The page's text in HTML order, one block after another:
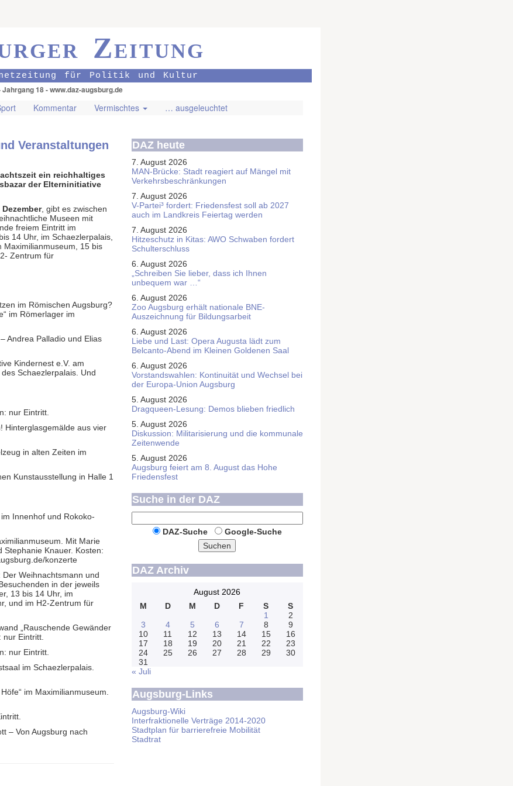
Zeitung
für Politik und Kultur
Jahrgang 18 - www.daz-augsburg.de
Kommentar Vermischtes … ausgeleuchtet
Veranstaltungen
ein reichhaltiges
der Elterninitiative
, gibt es zwischen
Museen mit
freiem Eintritt im
14 Uhr, im Schaezlerpalais,
Maximilianmuseum, 15 bis
Zentrum für
im Römischen Augsburg?
im Römerlager im
Andrea Palladio und Elias
Kindernest e.V. am
Schaezlerpalais. Und
nur Eintritt.
Hinterglasgemälde aus vier
in alten Zeiten im
Kunstausstellung in Halle 1
Innenhof und Rokoko-
Mit Marie
Stephanie Knauer. Kosten:
konzerte
Weihnachtsmann und
in der jeweils
13 bis 14 Uhr, im
und im H2-Zentrum für
„Rauschende Gewänder
Eintritt.
nur Eintritt.
im Schaezlerpalais.
im Maximilianmuseum.
– Von Augsburg nach
DAZ heute
7. August 2026
MAN-Brücke: Stadt reagiert auf Mängel mit
Verkehrsbeschränkungen
7. August 2026
V-Partei­³ fordert: Friedens­fest soll ab 2027
auch im Land­kreis Feier­tag werden
7. August 2026
Hitzeschutz in Kitas: AWO Schwaben fordert
Schulterschluss
6. August 2026
„Schreiben Sie lieber, dass ich Ihnen
unbequem war …“
6. August 2026
Zoo Augsburg erhält nationale BNE-
Auszeichnung für Bildungsarbeit
6. August 2026
Liebe und Last: Opera Augusta lädt zum
Belcanto-Abend im Kleinen Goldenen Saal
6. August 2026
Vorstandswahlen: Kontinuität und Wechsel bei
der Europa-Union Augsburg
5. August 2026
Dragqueen-Lesung: Demos blieben friedlich
5. August 2026
Diskussion: Mi­li­ta­ri­sie­rung und die kommunale
Zeitenwende
5. August 2026
Augsburg feiert am 8. August das Hohe
Friedensfest
Suche in der DAZ
DAZ-Suche
Google-Suche
Suchen
DAZ Archiv
August 2026
M
D M D F S
S
1
2
3
4 5 6 7 8
9
10
11 12 13 14 15
16
17
18 19 20 21 22
23
24
25 26 27 28 29
30
31
« Juli
Augsburg-Links
Augsburg-Wiki
Interfraktionelle Verträge 2014-2020
Stadtplan für barrierefreie Mobilität
Stadtrat